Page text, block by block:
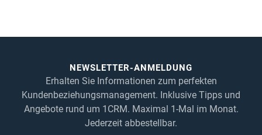
NEWSLETTER-ANMELDUNG
Erhalten Sie Informationen zum perfekten
Kundenbeziehungsmanagement. Inklusive Tipps und
Angebote rund um 1CRM. Maximal 1-Mal im Monat.
Jederzeit abbestellbar.